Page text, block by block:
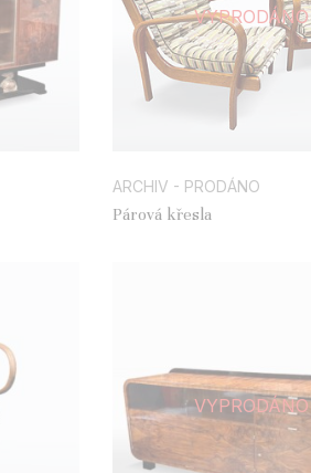
VYPRODÁNO
ARCHIV - PRODÁNO
Párová křesla
VYPRODÁNO